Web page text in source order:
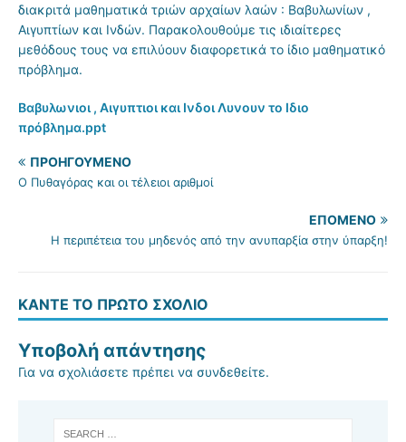
διακριτά μαθηματικά τριών αρχαίων λαών : Βαβυλωνίων ,
Αιγυπτίων και Ινδών. Παρακολουθούμε τις ιδιαίτερες
μεθόδους τους να επιλύουν διαφορετικά το ίδιο μαθηματικό
πρόβλημα.
Βαβυλωνιοι , Αιγυπτιοι και Ινδοι Λυνουν το Ιδιο
πρόβλημα.ppt
ΠΡΟΗΓΟΎΜΕΝΟ
Ο Πυθαγόρας και οι τέλειοι αριθμοί
ΕΠΌΜΕΝΟ
Η περιπέτεια του μηδενός από την ανυπαρξία στην ύπαρξη!
ΚΆΝΤΕ ΤΟ ΠΡΏΤΟ ΣΧΌΛΙΟ
Υποβολή απάντησης
Για να σχολιάσετε πρέπει να συνδεθείτε.